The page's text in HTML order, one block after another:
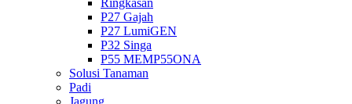
Ringkasan
P27 Gajah
P27 LumiGEN
P32 Singa
P55 MEMP55ONA
Solusi Tanaman
Padi